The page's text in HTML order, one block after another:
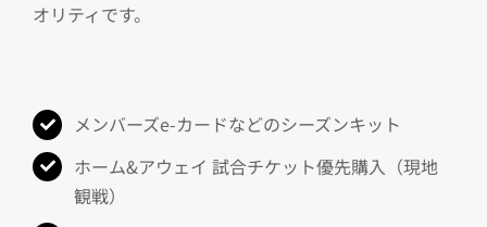
オリティです。
メンバーズe-カードなどのシーズンキット
ホーム&アウェイ 試合チケット優先購入（現地
観戦）